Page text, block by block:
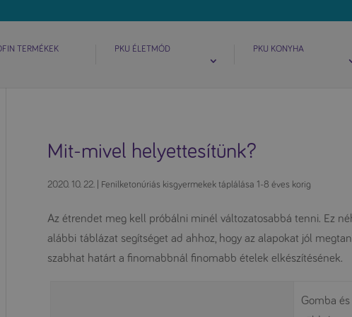
TERMÉKEK PKU ÉLETMÓD PKU KONYHA
Mit-mivel helyettesítünk?
2020. 10. 22. Fenilketonúriás kisgyermekek táplálása 1-8 éves korig
Az étrendet meg kell próbálni minél változatosabbá tenni. Ez
alábbi táblázat segítséget ad ahhoz, hogy az alapokat jól
szabhat határt a finomabbnál finomabb ételek elkészítésének.
Gomba